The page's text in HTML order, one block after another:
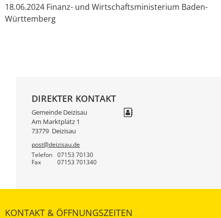
18.06.2024 Finanz- und Wirtschaftsministerium Baden-
Württemberg
DIREKTER KONTAKT
Gemeinde Deizisau
Am Marktplatz 1
73779 Deizisau
post@deizisau.de
Telefon
07153 70130
Fax 07153 701340
KONTAKT & ÖFFNUNGSZEITEN